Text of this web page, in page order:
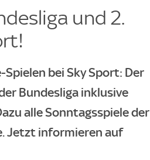
und 2.
bei Sky Sport: Der
Bundesliga inklusive
alle Sonntagsspiele der
Jetzt informieren auf